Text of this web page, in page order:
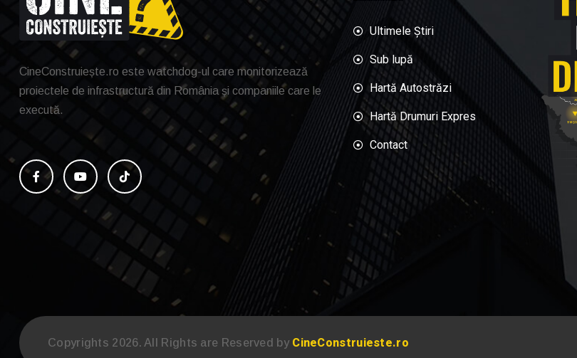
CineConstruiește.ro este watchdog-ul care monitorizează
proiectele de infrastructură din România și companiile care le
execută.
Ultimele Știri
Sub lupă
Hartă Autostrăzi
Hartă Drumuri Expres
Contact
Copyrights 2026. All Rights are Reserved by CineConstruieste.ro